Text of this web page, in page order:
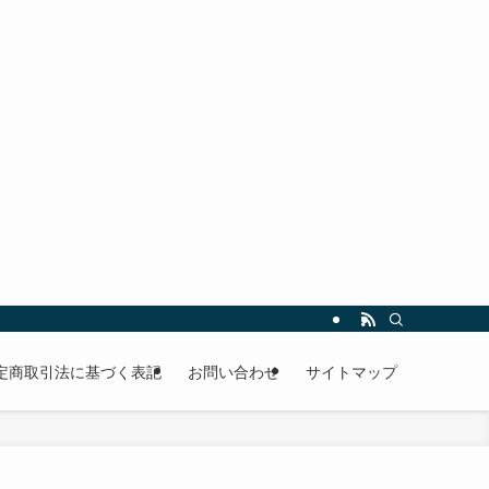
商取引法に基づく表記 お問い合わせ サイトマップ